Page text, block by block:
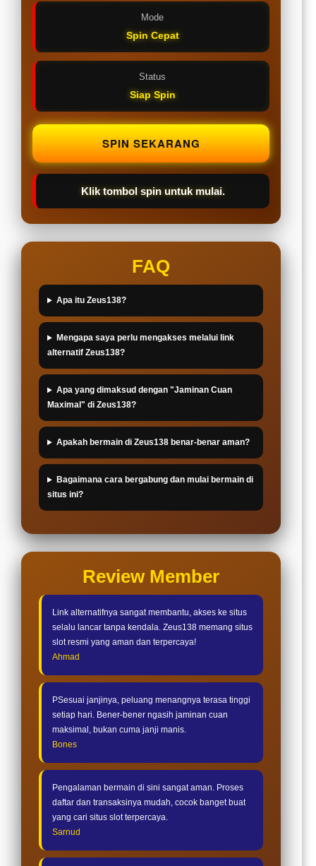
Mode
Spin Cepat
Status
Siap Spin
SPIN SEKARANG
Klik tombol spin untuk mulai.
FAQ
Apa itu Zeus138?
Mengapa saya perlu mengakses melalui link
alternatif Zeus138?
Apa yang dimaksud dengan "Jaminan Cuan
Maximal" di Zeus138?
Apakah bermain di Zeus138 benar-benar aman?
Bagaimana cara bergabung dan mulai bermain di
situs ini?
Review Member
Link alternatifnya sangat membantu, akses ke situs
selalu lancar tanpa kendala. Zeus138 memang situs
slot resmi yang aman dan terpercaya!
Ahmad
PSesuai janjinya, peluang menangnya terasa tinggi
setiap hari. Bener-bener ngasih jaminan cuan
maksimal, bukan cuma janji manis.
Bones
Pengalaman bermain di sini sangat aman. Proses
daftar dan transaksinya mudah, cocok banget buat
yang cari situs slot terpercaya.
Sarnud